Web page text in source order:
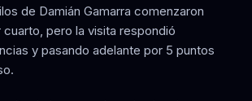
de Damián Gamarra comenzaron
pero la visita respondió
y pasando adelante por 5 puntos